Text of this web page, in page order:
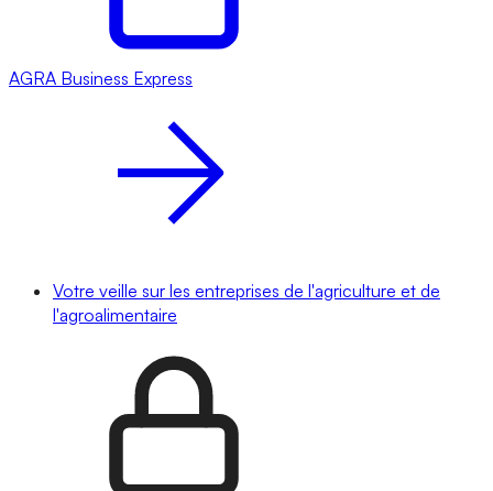
AGRA Business Express
Votre veille sur les entreprises de l'agriculture et de
l'agroalimentaire